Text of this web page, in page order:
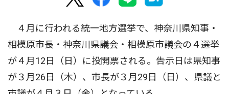
４月に行われる統一地方選挙で、神奈川県知事・
相模原市長・神奈川県議会・相模原市議会の４選挙
が４月12日（日）に投開票される。告示日は県知事
が３月26日（木）、市長が３月29日（日）、県議と